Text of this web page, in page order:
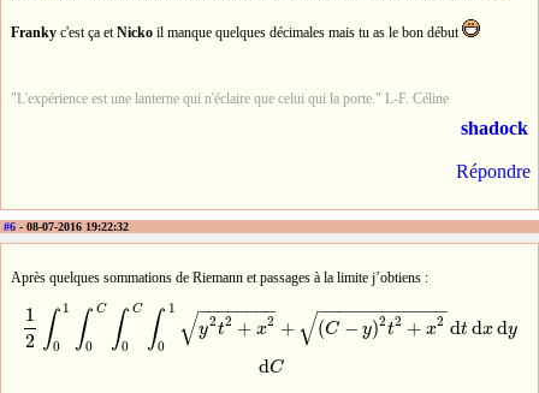
Franky c'est ça etNicko il manque quelques décimales mais tu as le bon début
"L'expérience est une lanterne qui n'éclaire que celui qui la porte." L-F. Céline
shadock
Répondre
#6 - 08-07-2016 19:22:32
Après quelques sommations de Riemann et passages à la limite j’obtiens :
1
2
∫ 1
0 ∫ C
0 ∫ C
0 ∫ 1
0
y2t2 + x2
− −
−−−−−−
√ + (C − y)2t2 + x2
− −
−−−−−−−−−−
√ dt dx dy
dC
12 1∫ 0C C∫01y2t2+x2+ 2t2+x2dtdxdydC